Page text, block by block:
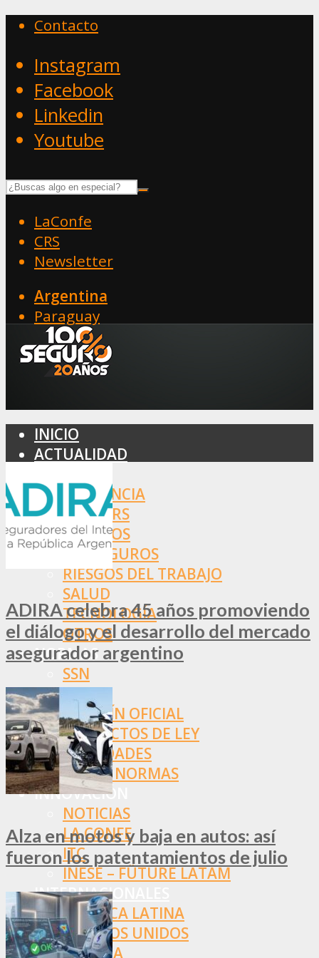
Contacto
Instagram
Facebook
Linkedin
Youtube
LaConfe
CRS
Newsletter
Argentina
Paraguay
INICIO
ACTUALIDAD
ASISTENCIA
BROKERS
SEGUROS
REASEGUROS
RIESGOS DEL TRABAJO
SALUD
TECNOLOGÍA
OTROS
NORMAS
SSN
SRT
BOLETÍN OFICIAL
PROYECTOS DE LEY
SOCIEDADES
OTRAS NORMAS
INNOVACIÓN
NOTICIAS
LA CONFE
ITC
INESE – FÜTURE LATAM
INTERNACIONALES
AMÉRICA LATINA
ESTADOS UNIDOS
EUROPA
ADIRA celebra 45 años promoviendo
el diálogo y el desarrollo del mercado
asegurador argentino
Alza en motos y baja en autos: así
fueron los patentamientos de julio